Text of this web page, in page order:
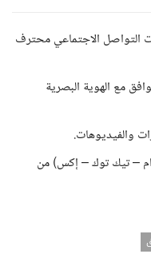
الاجتماعي محترف
مع الهوية البصرية
والفيديوهات.
– تيك توك – إكس) من